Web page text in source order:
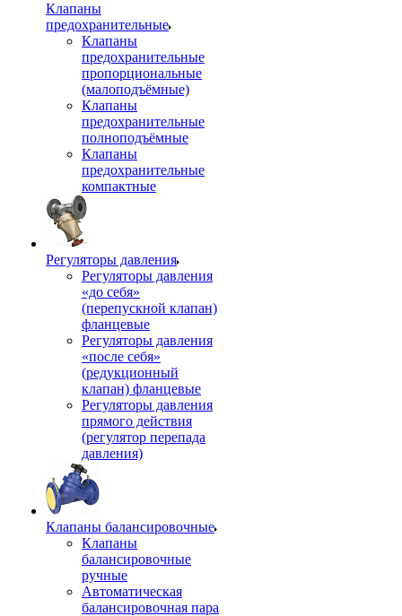
Клапаны
предохранительные
Клапаны
предохранительные
пропорциональные
(малоподъёмные)
Клапаны
предохранительные
полноподъёмные
Клапаны
предохранительные
компактные
Регуляторы давления
Регуляторы давления
«до себя»
(перепускной клапан)
фланцевые
Регуляторы давления
«после себя»
(редукционный
клапан) фланцевые
Регуляторы давления
прямого действия
(регулятор перепада
давления)
Клапаны балансировочные
Клапаны
балансировочные
ручные
Автоматическая
балансировочная пара